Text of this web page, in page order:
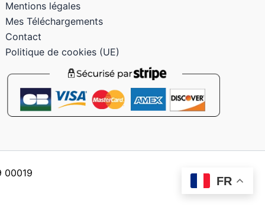
Mentions légales
Mes Téléchargements
Contact
Politique de cookies (UE)
00019
FR